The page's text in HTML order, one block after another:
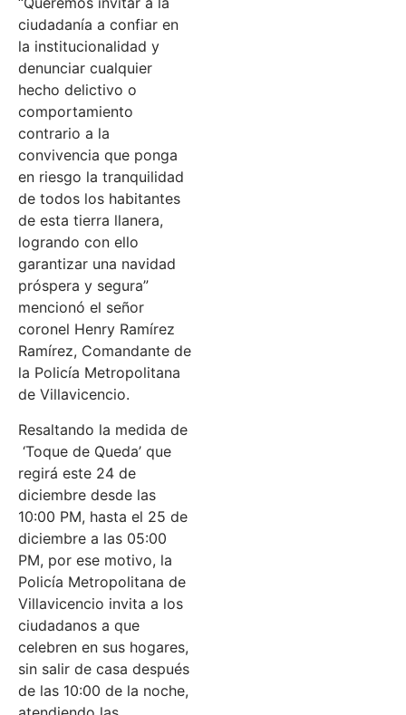
ciudadanía a confiar en
la institucionalidad y
denunciar cualquier
hecho delictivo o
comportamiento
contrario a la
convivencia que ponga
en riesgo la tranquilidad
de todos los habitantes
de esta tierra llanera,
logrando con ello
garantizar una navidad
próspera y segura”
mencionó el señor
coronel Henry Ramírez
Ramírez, Comandante de
la Policía Metropolitana
de Villavicencio.
Resaltando la medida de
‘Toque de Queda’ que
regirá este 24 de
diciembre desde las
10:00 PM, hasta el 25 de
diciembre a las 05:00
PM, por ese motivo, la
Policía Metropolitana de
Villavicencio invita a los
ciudadanos a que
celebren en sus hogares,
sin salir de casa después
de las 10:00 de la noche,